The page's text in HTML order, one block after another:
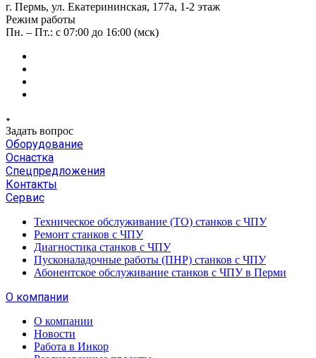
г. Пермь, ул. ​Екатерининская, 177а, ​1-2 этаж
Режим работы
Пн. – Пт.: с 07:00 до 16:00 (мск)
Задать вопрос
Оборудование
Оснастка
Спецпредложения
Контакты
Сервис
Техническое обслуживание (ТО) станков с ЧПУ
Ремонт станков с ЧПУ
Диагностика станков с ЧПУ
Пусконаладочные работы (ПНР) станков с ЧПУ
Абонентское обслуживание станков с ЧПУ в Перми
О компании
О компании
Новости
Работа в Инкор